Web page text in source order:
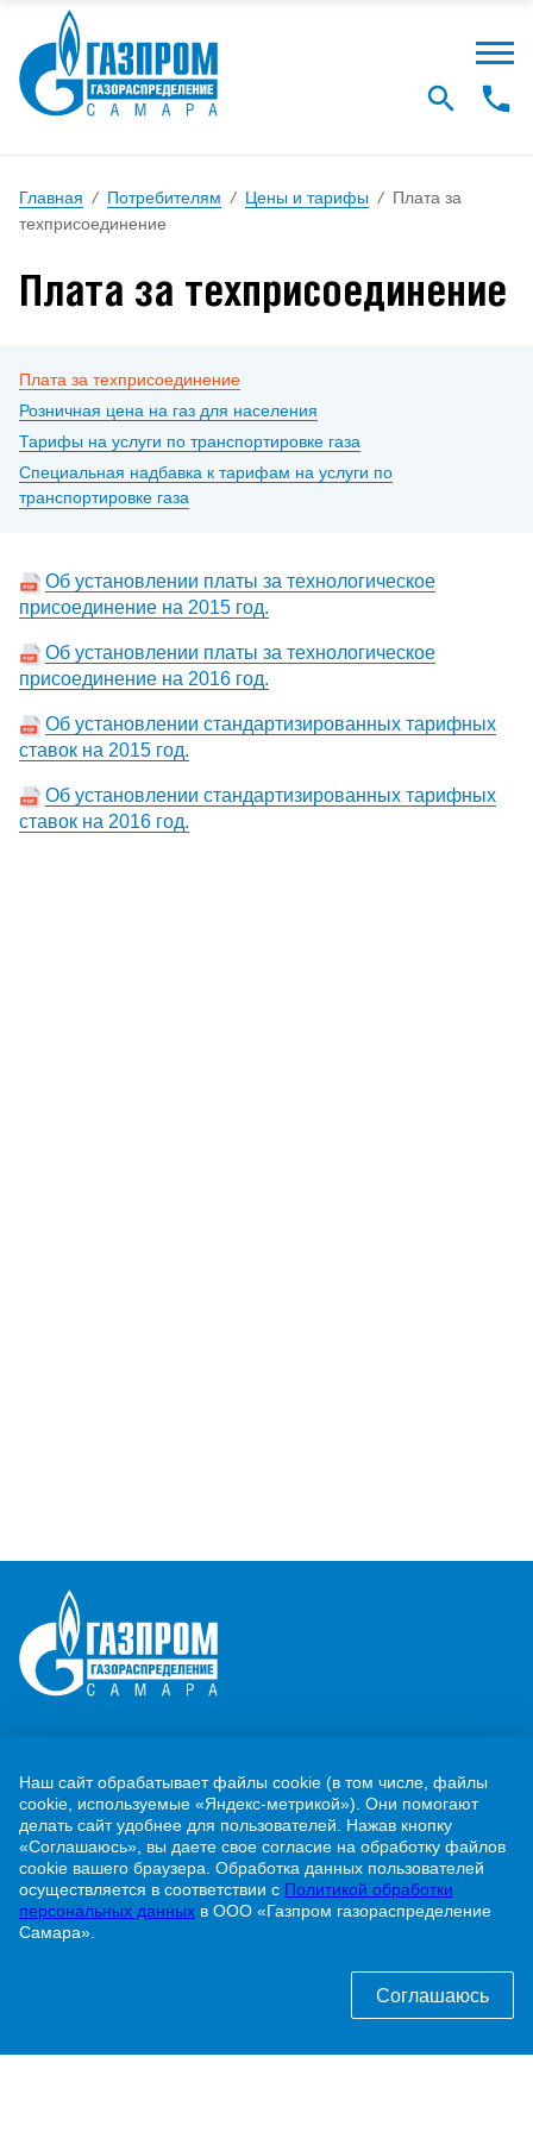
Главная / Потребителям / Цены и тарифы / Плата за
техприсоединение
Плата за техприсоединение
Плата за техприсоединение
Розничная цена на газ для населения
Тарифы на услуги по транспортировке газа
Специальная надбавка к тарифам на услуги по
транспортировке газа
Об установлении платы за технологическое
присоединение на 2015 год.
Об установлении платы за технологическое
присоединение на 2016 год.
Об установлении стандартизированных тарифных
ставок на 2015 год.
Об установлении стандартизированных тарифных
ставок на 2016 год.
Потребителям
Новости
Контакты
Учебно-методический центр
8 (84862) 2-00-40
Наш сайт обрабатывает файлы cookie (в том числе, файлы
cookie, используемые «Яндекс-метрикой»). Они помогают
делать сайт удобнее для пользователей. Нажав кнопку
«Соглашаюсь», вы даете свое согласие на обработку файлов
cookie вашего браузера. Обработка данных пользователей
осуществляется в соответствии с Политикой обработки
персональных данных в ООО «Газпром газораспределение
Самара».
Соглашаюсь